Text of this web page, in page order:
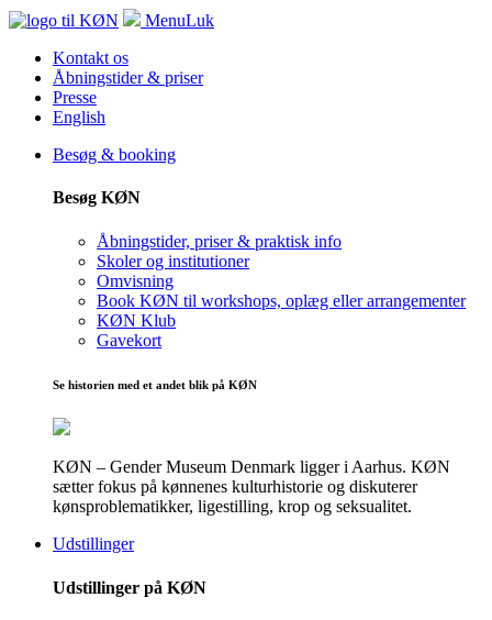
MenuLuk
Kontakt os
Åbningstider & priser
Presse
English
Besøg & booking
Besøg KØN
Åbningstider, priser & praktisk info
Skoler og institutioner
Omvisning
Book KØN til workshops, oplæg eller arrangementer
KØN Klub
Gavekort
Se historien med et andet blik på KØN
KØN – Gender Museum Denmark ligger i Aarhus. KØN
sætter fokus på kønnenes kulturhistorie og diskuterer
kønsproblematikker, ligestilling, krop og seksualitet.
Udstillinger
Udstillinger på KØN